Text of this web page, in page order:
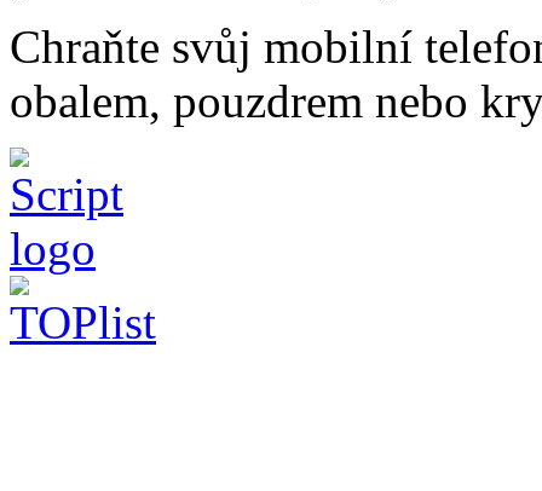
Chraňte svůj mobilní
obalem, pouzdrem nebo